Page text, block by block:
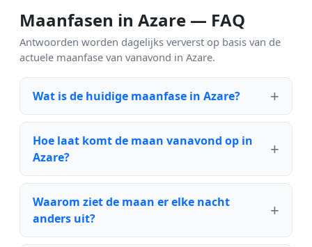
Maanfasen in Azare — FAQ
Antwoorden worden dagelijks ververst op basis van de
actuele maanfase van vanavond in Azare.
Wat is de huidige maanfase in Azare?
Hoe laat komt de maan vanavond op in
Azare?
Waarom ziet de maan er elke nacht
anders uit?